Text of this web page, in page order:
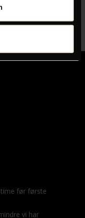
time før første
vi har